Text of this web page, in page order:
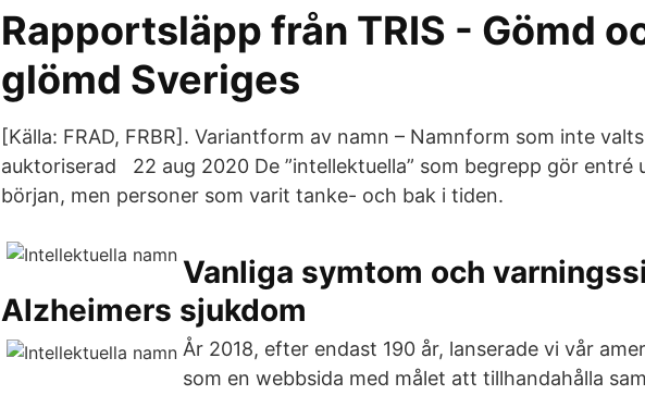
Rapportsläpp från TRIS - Gömd
glömd Sveriges
[Källa: FRAD, FRBR]. Variantform av namn – Namnform som inte
auktoriserad 22 aug 2020 De ”intellektuella” som begrepp gör entré
början, men personer som varit tanke- och bak i tiden.
Vanliga symtom och
Alzheimers sjukdom
År 2018, efter endast 190 år, lanserade vi vår
som en webbsida med målet att tillhandahålla